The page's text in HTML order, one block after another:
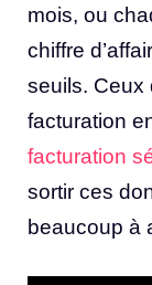
mois, ou
chiffre
seuils. Ceux
facturation
facturation
sortir ces
beaucoup à